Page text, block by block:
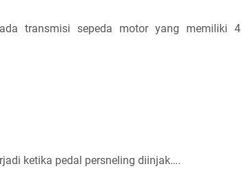
transmisi sepeda motor yang memiliki 4
ketika pedal persneling diinjak….